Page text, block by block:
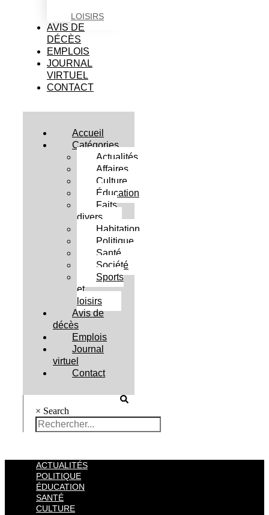
LOISIRS
AVIS DE
DÉCÈS
EMPLOIS
JOURNAL
VIRTUEL
CONTACT
Accueil
Catégories
Actualités
Affaires
Culture
Éducation
Faits
divers
Habitation
Politique
Santé
Société
Sports
et
loisirs
Avis de
décès
Emplois
Journal
virtuel
Contact
× Search
ACTUALITÉS
POLITIQUE
ÉDUCATION
SANTÉ
CULTURE